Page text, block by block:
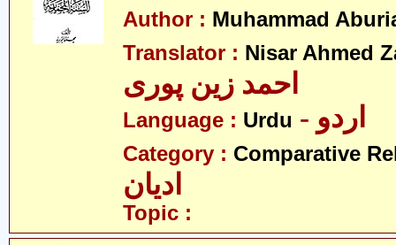
Author : Muhammad
Translator : Nisar Ahmed
احمد زین پوری
Language : Urdu - اردو
Category : Comparative
ادیان
Topic :